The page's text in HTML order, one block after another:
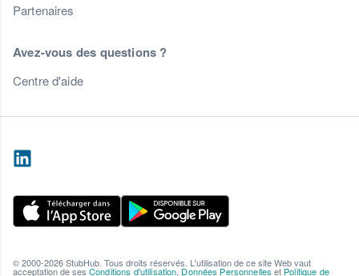
Partenaires
Avez-vous des questions ?
Centre d'aide
© 2000-2026 StubHub. Tous droits réservés. L'utilisation de ce site Web vaut
acceptation de ses Conditions d'utilisation, Données Personnelles et Politique de